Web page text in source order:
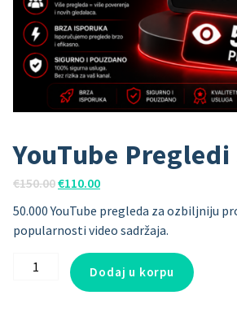
YouTube
€150.00Originalna
€150.00.
€110.00Trenutna
je:
50.000 YouTube pregleda za ozbiljniju
popularnosti video sadržaja.
YouTube
Dodaj u korpu